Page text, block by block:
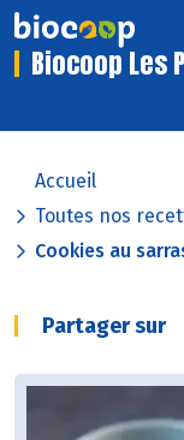
Biocoop Les
Accueil
Toutes nos
Cookies au
Partager sur